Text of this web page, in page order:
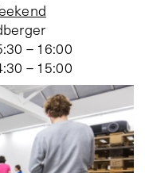
– 16:00
– 15:00